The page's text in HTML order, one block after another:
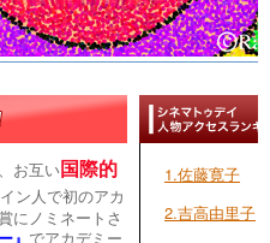
お互い国際的
ン人で初のアカ
にノミネートさ
』 でアカデミー
1.佐藤寛子
2.吉高由里子